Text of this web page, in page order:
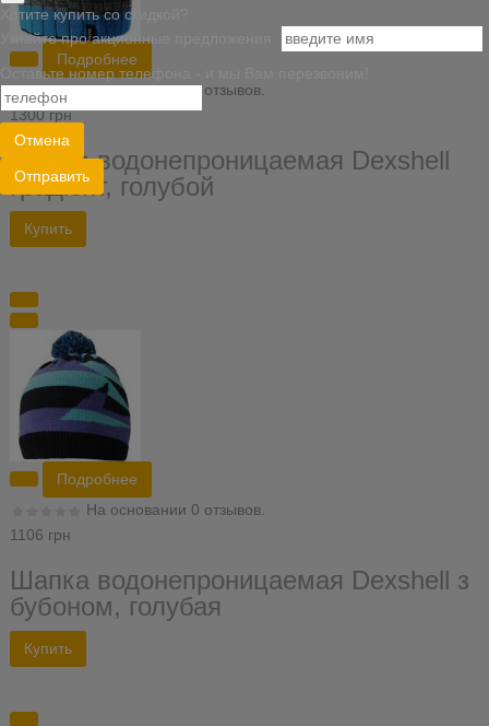
Подробнее
На основании 0 отзывов.
1300 грн
Шапка водонепроницаемая Dexshell
градієнт, голубой
Подробнее
На основании 0 отзывов.
1106 грн
Шапка водонепроницаемая Dexshell з
бубоном, голубая
Хотите купить со скидкой?
Узнайте про акционные предложения
Оставьте номер телефона - и мы Вам перезвоним!
Отмена
Отправить